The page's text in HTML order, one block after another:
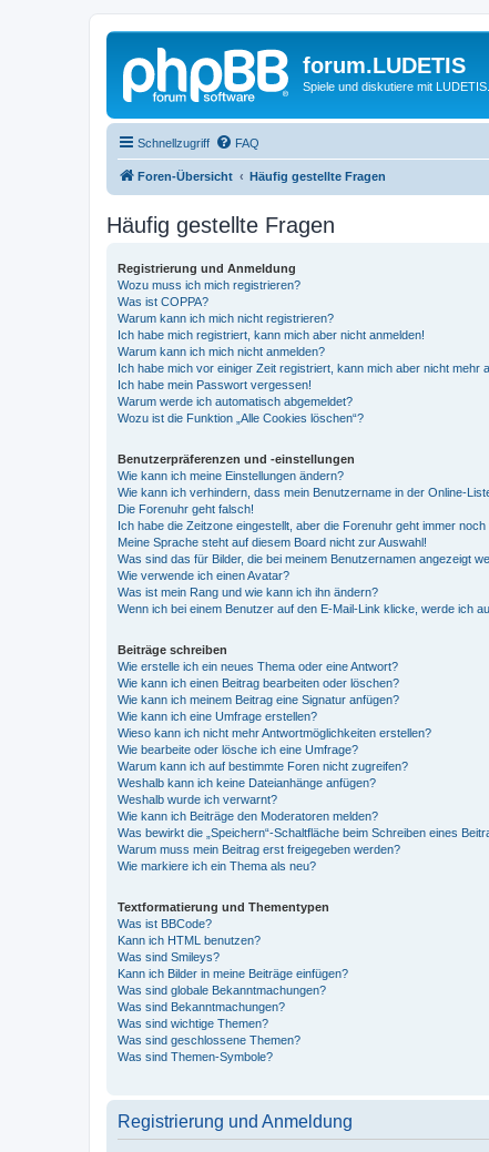
forum.LUDETIS
Spiele und diskutiere mit LUDETIS.
Schnellzugriff FAQ
Foren-Übersicht Häufig gestellte Fragen
Häufig gestellte Fragen
Registrierung und Anmeldung
Wozu muss ich mich registrieren?
Was ist COPPA?
Warum kann ich mich nicht registrieren?
Ich habe mich registriert, kann mich aber nicht anmelden!
Warum kann ich mich nicht anmelden?
Ich habe mich vor einiger Zeit registriert, kann mich aber nicht mehr
Ich habe mein Passwort vergessen!
Warum werde ich automatisch abgemeldet?
Wozu ist die Funktion „Alle Cookies löschen“?
Benutzerpräferenzen und -einstellungen
Wie kann ich meine Einstellungen ändern?
Wie kann ich verhindern, dass mein Benutzername in der Online-
Die Forenuhr geht falsch!
Ich habe die Zeitzone eingestellt, aber die Forenuhr geht immer noch
Meine Sprache steht auf diesem Board nicht zur Auswahl!
Was sind das für Bilder, die bei meinem Benutzernamen angezeigt
Wie verwende ich einen Avatar?
Was ist mein Rang und wie kann ich ihn ändern?
Wenn ich bei einem Benutzer auf den E-Mail-Link klicke, werde ich
Beiträge schreiben
Wie erstelle ich ein neues Thema oder eine Antwort?
Wie kann ich einen Beitrag bearbeiten oder löschen?
Wie kann ich meinem Beitrag eine Signatur anfügen?
Wie kann ich eine Umfrage erstellen?
Wieso kann ich nicht mehr Antwortmöglichkeiten erstellen?
Wie bearbeite oder lösche ich eine Umfrage?
Warum kann ich auf bestimmte Foren nicht zugreifen?
Weshalb kann ich keine Dateianhänge anfügen?
Weshalb wurde ich verwarnt?
Wie kann ich Beiträge den Moderatoren melden?
Was bewirkt die „Speichern“-Schaltfläche beim Schreiben eines
Warum muss mein Beitrag erst freigegeben werden?
Wie markiere ich ein Thema als neu?
Textformatierung und Thementypen
Was ist BBCode?
Kann ich HTML benutzen?
Was sind Smileys?
Kann ich Bilder in meine Beiträge einfügen?
Was sind globale Bekanntmachungen?
Was sind Bekanntmachungen?
Was sind wichtige Themen?
Was sind geschlossene Themen?
Was sind Themen-Symbole?
Registrierung und Anmeldung